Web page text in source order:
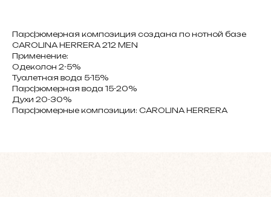
Парфюмерная композиция создана по нотной базе
CAROLINA HERRERA 212 MEN
Применение:
Одеколон 2-5%
Туалетная вода 5-15%
Парфюмерная вода 15-20%
Духи 20-30%
Парфюмерные композиции: CAROLINA HERRERA